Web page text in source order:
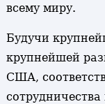
всему миру.
Будучи
крупнейшей
США,